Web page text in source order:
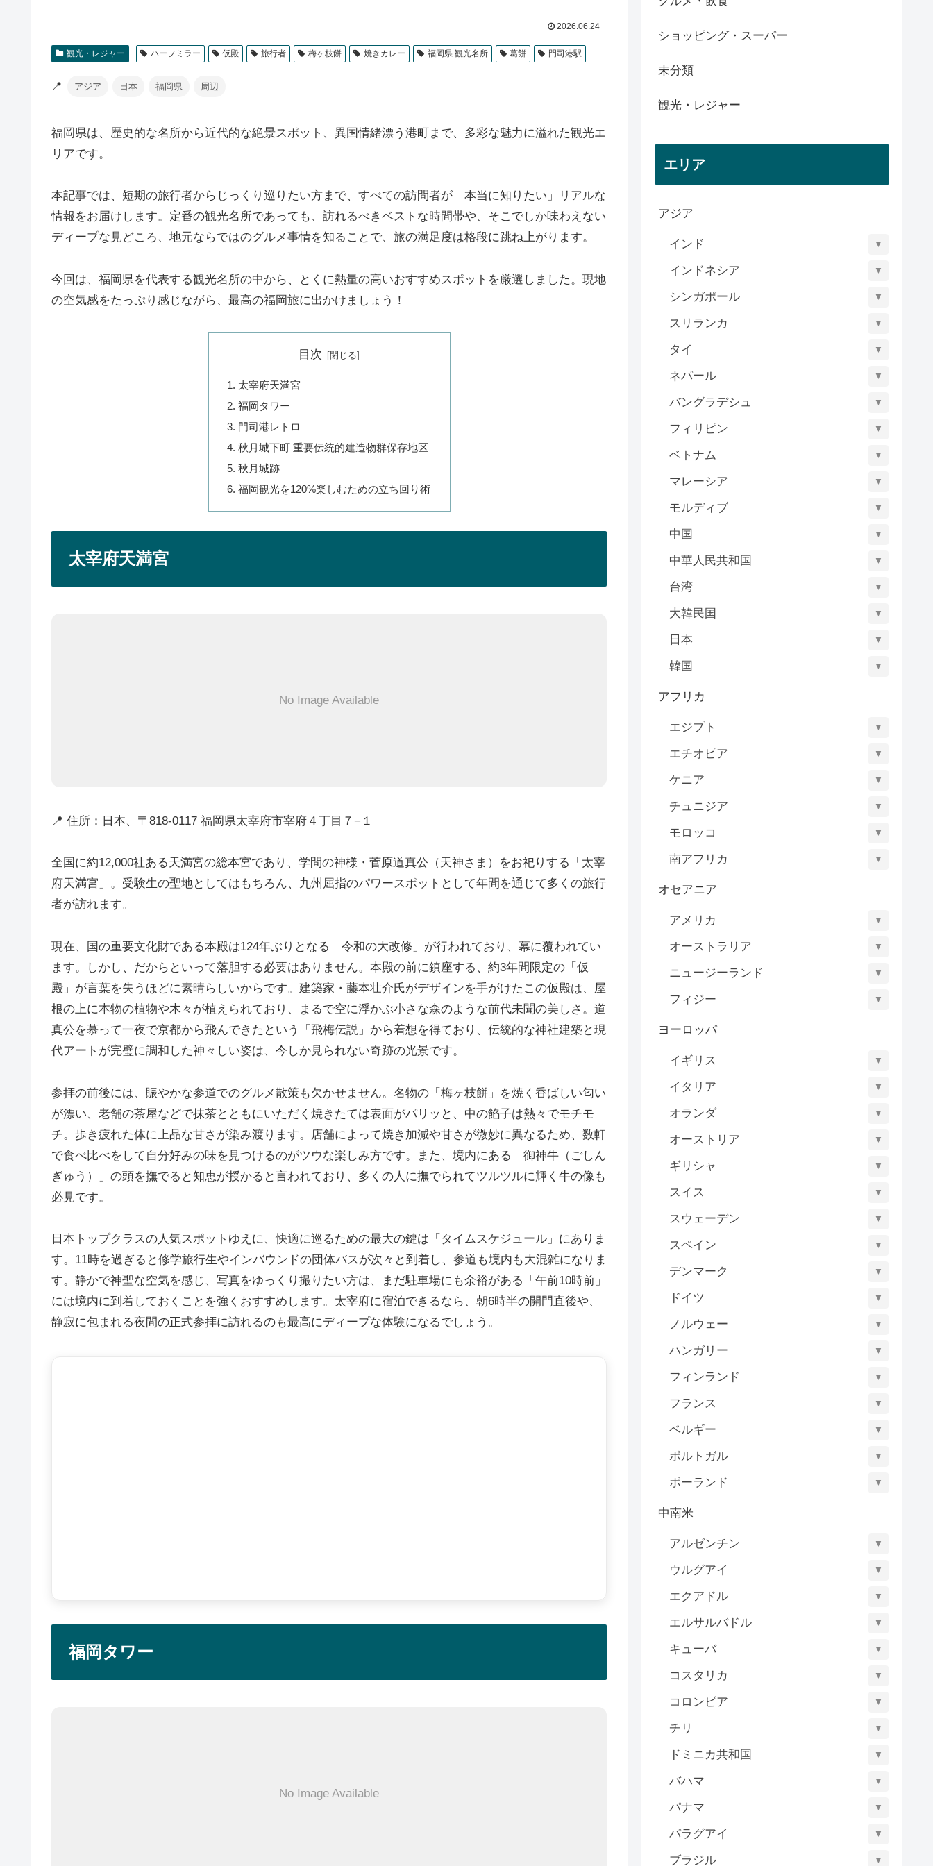
2026.06.24
観光・レジャー ハーフミラー 仮殿 旅行者 梅ヶ枝餅 焼きカレー 福岡県 観光名所 葛餅 門司港駅
📍 アジア 日本 福岡県 周辺
福岡県は、歴史的な名所から近代的な絶景スポット、異国情緒漂う港町まで、多彩な魅力に溢れた観光エ
リアです。
本記事では、短期の旅行者からじっくり巡りたい方まで、すべての訪問者が「本当に知りたい」リアルな
情報をお届けします。定番の観光名所であっても、訪れるべきベストな時間帯や、そこでしか味わえない
ディープな見どころ、地元ならではのグルメ事情を知ることで、旅の満足度は格段に跳ね上がります。
今回は、福岡県を代表する観光名所の中から、とくに熱量の高いおすすめスポットを厳選しました。現地
の空気感をたっぷり感じながら、最高の福岡旅に出かけましょう！
目次
太宰府天満宮
福岡タワー
門司港レトロ
秋月城下町 重要伝統的建造物群保存地区
秋月城跡
福岡観光を120%楽しむための立ち回り術
太宰府天満宮
No Image Available
📍 住所：日本、〒818-0117 福岡県太宰府市宰府４丁目７−１
全国に約12,000社ある天満宮の総本宮であり、学問の神様・菅原道真公（天神さま）をお祀りする「太宰
府天満宮」。受験生の聖地としてはもちろん、九州屈指のパワースポットとして年間を通じて多くの旅行
者が訪れます。
現在、国の重要文化財である本殿は124年ぶりとなる「令和の大改修」が行われており、幕に覆われてい
ます。しかし、だからといって落胆する必要はありません。本殿の前に鎮座する、約3年間限定の「仮
殿」が言葉を失うほどに素晴らしいからです。建築家・藤本壮介氏がデザインを手がけたこの仮殿は、屋
根の上に本物の植物や木々が植えられており、まるで空に浮かぶ小さな森のような前代未聞の美しさ。道
真公を慕って一夜で京都から飛んできたという「飛梅伝説」から着想を得ており、伝統的な神社建築と現
代アートが完璧に調和した神々しい姿は、今しか見られない奇跡の光景です。
参拝の前後には、賑やかな参道でのグルメ散策も欠かせません。名物の「梅ヶ枝餅」を焼く香ばしい匂い
が漂い、老舗の茶屋などで抹茶とともにいただく焼きたては表面がパリッと、中の餡子は熱々でモチモ
チ。歩き疲れた体に上品な甘さが染み渡ります。店舗によって焼き加減や甘さが微妙に異なるため、数軒
で食べ比べをして自分好みの味を見つけるのがツウな楽しみ方です。また、境内にある「御神牛（ごしん
ぎゅう）」の頭を撫でると知恵が授かると言われており、多くの人に撫でられてツルツルに輝く牛の像も
必見です。
日本トップクラスの人気スポットゆえに、快適に巡るための最大の鍵は「タイムスケジュール」にありま
す。11時を過ぎると修学旅行生やインバウンドの団体バスが次々と到着し、参道も境内も大混雑になりま
す。静かで神聖な空気を感じ、写真をゆっくり撮りたい方は、まだ駐車場にも余裕がある「午前10時前」
には境内に到着しておくことを強くおすすめします。太宰府に宿泊できるなら、朝6時半の開門直後や、
静寂に包まれる夜間の正式参拝に訪れるのも最高にディープな体験になるでしょう。
福岡タワー
No Image Available
ショッピング・スーパー
未分類
観光・レジャー
エリア
アジア
インド ▼
インドネシア ▼
シンガポール ▼
スリランカ ▼
タイ ▼
ネパール ▼
バングラデシュ ▼
フィリピン ▼
ベトナム ▼
マレーシア ▼
モルディブ ▼
中国 ▼
中華人民共和国 ▼
台湾 ▼
大韓民国 ▼
日本 ▼
韓国 ▼
アフリカ
エジプト ▼
エチオピア ▼
ケニア ▼
チュニジア ▼
モロッコ ▼
南アフリカ ▼
オセアニア
アメリカ ▼
オーストラリア ▼
ニュージーランド ▼
フィジー ▼
ヨーロッパ
イギリス ▼
イタリア ▼
オランダ ▼
オーストリア ▼
ギリシャ ▼
スイス ▼
スウェーデン ▼
スペイン ▼
デンマーク ▼
ドイツ ▼
ノルウェー ▼
ハンガリー ▼
フィンランド ▼
フランス ▼
ベルギー ▼
ポルトガル ▼
ポーランド ▼
中南米
アルゼンチン ▼
ウルグアイ ▼
エクアドル ▼
エルサルバドル ▼
キューバ ▼
コスタリカ ▼
コロンビア ▼
チリ ▼
ドミニカ共和国 ▼
バハマ ▼
パナマ ▼
パラグアイ ▼
ブラジル ▼